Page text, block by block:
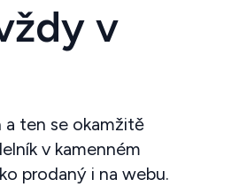
v
ten se okamžitě
v kamenném
prodaný i na webu.